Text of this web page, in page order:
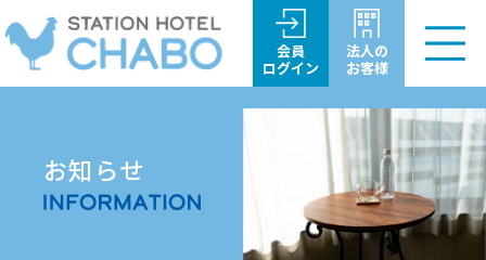
会員
ログイン
法人の
お客様
お知らせ